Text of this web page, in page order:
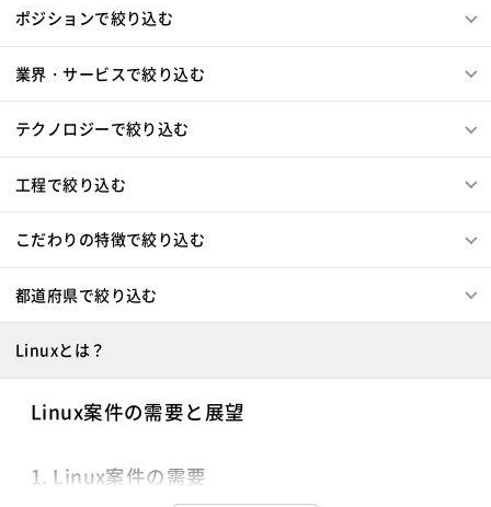
ポジションで絞り込む
業界・サービスで絞り込む
テクノロジーで絞り込む
工程で絞り込む
こだわりの特徴で絞り込む
都道府県で絞り込む
Linuxとは？
Linux案件の需要と展望
1. Linux案件の需要